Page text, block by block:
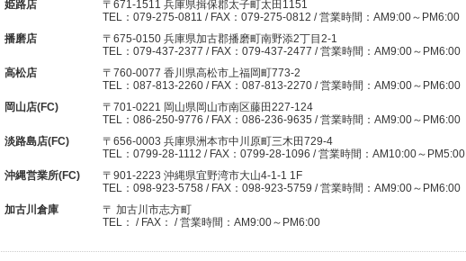
姫路店
〒671-1511 兵庫県揖保郡太子町太田1151
TEL：079-275-0811 / FAX：079-275-0812 / 営業時間：AM9:00～PM6:00
播磨店
〒675-0150 兵庫県加古郡播磨町南野添2丁目2-1
TEL：079-437-2377 / FAX：079-437-2477 / 営業時間：AM9:00～PM6:00
高松店
〒760-0077 香川県高松市上福岡町773-2
TEL：087-813-2260 / FAX：087-813-2270 / 営業時間：AM9:00～PM6:00
岡山店(FC)
〒701-0221 岡山県岡山市南区藤田227-124
TEL：086-250-9776 / FAX：086-236-9635 / 営業時間：AM9:00～PM6:00
淡路島店(FC)
〒656-0003 兵庫県洲本市中川原町三木田729-4
TEL：0799-28-1112 / FAX：0799-28-1096 / 営業時間：AM10:00～PM5:00
沖縄営業所(FC)
〒901-2223 沖縄県宜野湾市大山4-1-1 1F
TEL：098-923-5758 / FAX：098-923-5759 / 営業時間：AM9:00～PM6:00
加古川倉庫
〒 加古川市志方町
TEL： / FAX： / 営業時間：AM9:00～PM6:00